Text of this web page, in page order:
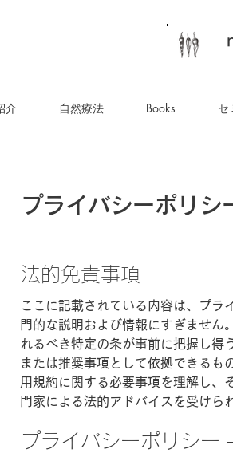
介 自然療法 Books セ
プライバシーポリシ
法的免責事項
ここに記載されている内容は、プラ
門的な説明および情報にすぎません
れるべき特定の条が事前に把握し得
または推奨事項として依拠できるも
用規約に関する必要事項を理解し、
門家による法的アドバイスを受けら
プライバシーポリシー